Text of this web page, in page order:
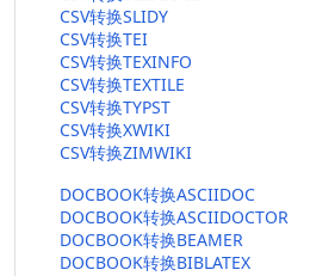
CSV转换SLIDY
CSV转换TEI
CSV转换TEXINFO
CSV转换TEXTILE
CSV转换TYPST
CSV转换XWIKI
CSV转换ZIMWIKI
DOCBOOK转换ASCIIDOC
DOCBOOK转换ASCIIDOCTOR
DOCBOOK转换BEAMER
DOCBOOK转换BIBLATEX